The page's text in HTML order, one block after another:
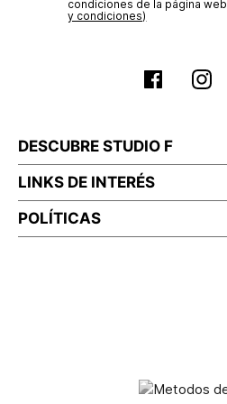
condiciones de la página web‎
y condiciones)
DESCUBRE STUDIO F
LINKS DE INTERÉS
POLÍTICAS